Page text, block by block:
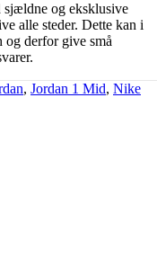
sjældne og eksklusive
alle steder. Dette kan i
derfor give små
, Jordan 1 Mid, Nike